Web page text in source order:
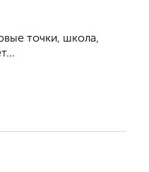
точки, школа,